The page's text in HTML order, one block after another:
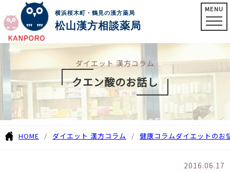
横浜桜木町・鶴見の漢方薬局
松山漢方相談薬局
MENU
ダイエット 漢方コラム
クエン酸のお話し
HOME ダイエット 漢方コラム 健康コラムダイエットのお
2016.06.17